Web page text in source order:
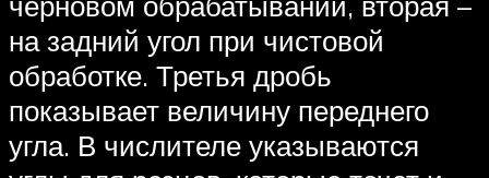
на задний угол при чистовой
обработке. Третья дробь
показывает величину переднего
угла. В числителе указываются